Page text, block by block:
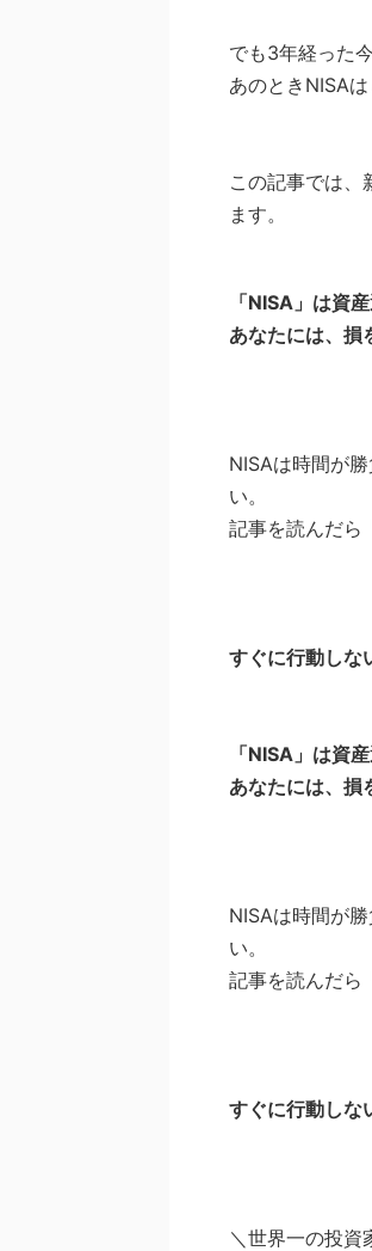
でも3年経った
あのときNISA
この記事では、
ます。
「NISA」は資
あなたには、損
NISAは時間が
い。
記事を読んだら
すぐに行動しな
「NISA」は資
あなたには、損
NISAは時間が
い。
記事を読んだら
すぐに行動しな
＼世界一の投資